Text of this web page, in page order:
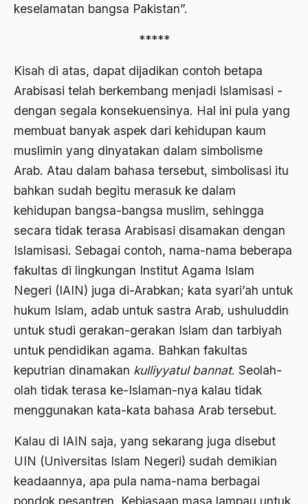
keselamatan bangsa Pakistan”.
*****
Kisah di atas, dapat dijadikan contoh betapa
Arabisasi telah berkembang menjadi Islamisasi -
dengan segala konsekuensinya. Hal ini pula yang
membuat banyak aspek dari kehidupan kaum
muslimin yang dinyatakan dalam simbolisme
Arab. Atau dalam bahasa tersebut, simbolisasi itu
bahkan sudah begitu merasuk ke dalam
kehidupan bangsa-bangsa muslim, sehingga
secara tidak terasa Arabisasi disamakan dengan
Islamisasi. Sebagai contoh, nama-nama beberapa
fakultas di lingkungan Institut Agama Islam
Negeri (IAIN) juga di-Arabkan; kata syari’ah untuk
hukum Islam, adab untuk sastra Arab, ushuluddin
untuk studi gerakan-gerakan Islam dan tarbiyah
untuk pendidikan agama. Bahkan fakultas
keputrian dinamakan kulliyyatul bannat. Seolah-
olah tidak terasa ke-Islaman-nya kalau tidak
menggunakan kata-kata bahasa Arab tersebut.
Kalau di IAIN saja, yang sekarang juga disebut
UIN (Universitas Islam Negeri) sudah demikian
keadaannya, apa pula nama-nama berbagai
pondok pesantren. Kebiasaan masa lampau untuk
1972
Agama Asli
Agama dan Negara
Agama dan negaraa
Agama dan Pemerintah
Agama dan Praktis
Agama Demokrasi
Agama di Asia
agama elitis
Agama Hukum
Agama Inovasi
Agama Islam
agama populer
Agama Terang
Agraria
agraris